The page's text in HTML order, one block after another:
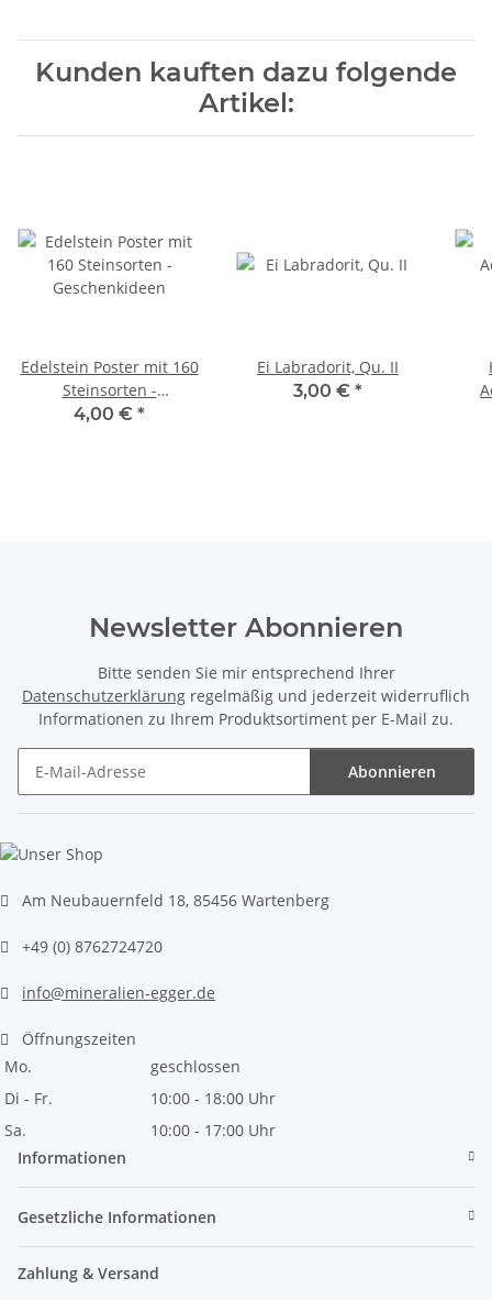
Kunden kauften dazu folgende
Artikel:
Edelstein Poster mit 160
Steinsorten -
Geschenkideen
4,00 € *
Ei Labradorit, Qu. II
3,00 € *
Newsletter Abonnieren
Bitte senden Sie mir entsprechend Ihrer
Datenschutzerklärung regelmäßig und jederzeit widerruflich
Informationen zu Ihrem Produktsortiment per E-Mail zu.
Abonnieren
Am Neubauernfeld 18, 85456 Wartenberg
+49 (0) 8762724720
info@mineralien-egger.de
Öffnungszeiten
Mo.
geschlossen
Di - Fr.
10:00 - 18:00 Uhr
Sa.
10:00 - 17:00 Uhr
Informationen
Gesetzliche Informationen
Zahlung & Versand